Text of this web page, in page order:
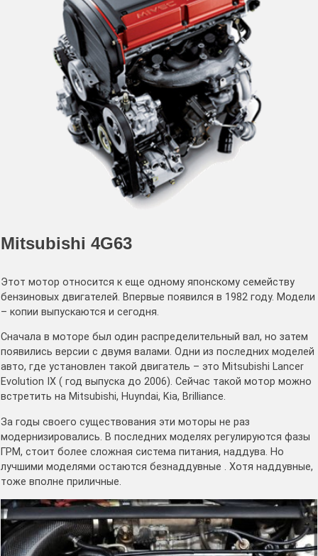
Mitsubishi 4G63
Этот мотор относится к еще одному японскому семейству
бензиновых двигателей. Впервые появился в 1982 году. Модели
– копии выпускаются и сегодня.
Сначала в моторе был один распределительный вал, но затем
появились версии с двумя валами. Одни из последних моделей
авто, где установлен такой двигатель – это Mitsubishi Lancer
Evolution IX ( год выпуска до 2006). Сейчас такой мотор можно
встретить на Mitsubishi, Huyndai, Kia, Brilliance.
За годы своего существования эти моторы не раз
модернизировались. В последних моделях регулируются фазы
ГРМ, стоит более сложная система питания, наддува. Но
лучшими моделями остаются безнаддувные . Хотя наддувные,
тоже вполне приличные.